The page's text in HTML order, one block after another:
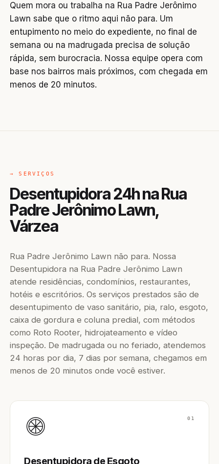
Quem mora ou trabalha na Rua Padre Jerônimo
Lawn sabe que o ritmo aqui não para. Um
entupimento no meio do expediente, no final de
semana ou na madrugada precisa de solução
rápida, sem burocracia. Nossa equipe opera com
base nos bairros mais próximos, com chegada em
menos de 20 minutos.
→ SERVIÇOS
Desentupidora 24h na Rua
Padre Jerônimo Lawn,
Várzea
Rua Padre Jerônimo Lawn não para. Nossa
Desentupidora na Rua Padre Jerônimo Lawn
atende residências, condomínios, restaurantes,
hotéis e escritórios. Os serviços prestados são de
desentupimento de vaso sanitário, pia, ralo, esgoto,
caixa de gordura e coluna predial, com métodos
como Roto Rooter, hidrojateamento e vídeo
inspeção. De madrugada ou no feriado, atendemos
24 horas por dia, 7 dias por semana, chegamos em
menos de 20 minutos onde você estiver.
01
Desentupidora de Esgoto